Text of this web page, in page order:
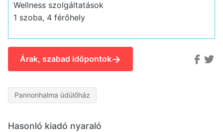
Wellness szolgáltatások
1 szoba, 4 férőhely
Árak, szabad időpontok→
Pannonhalma üdülőház
Hasonló kiadó nyaraló